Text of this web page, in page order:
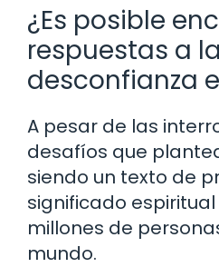
¿Es posible
respuestas a la
desconfianza
A pesar de las
desafíos que
siendo un texto de
significado
millones de
mundo.